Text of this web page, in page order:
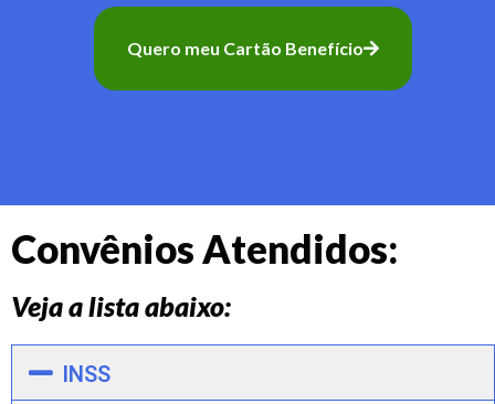
Quero meu Cartão Benefício
Convênios Atendidos:
Veja a lista abaixo:
INSS